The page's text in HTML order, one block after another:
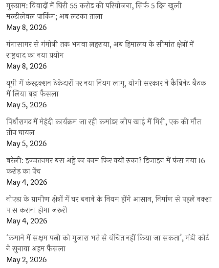
गुरुग्राम: विवादों में घिरी 55 करोड़ की परियोजना, सिर्फ 5 दिन खुली
मल्टीलेवल पार्किंग; अब लटका ताला
May 8, 2026
गंगासागर से गंगोत्री तक भगवा लहराया, अब हिमालय के सीमांत क्षेत्रों में
राष्ट्रवाद का नया प्रयोग
May 8, 2026
यूपी में कंस्ट्रक्शन ठेकेदारों पर नया नियम लागू, योगी सरकार ने कैबिनेट बैठक
में लिया बड़ा फैसला
May 5, 2026
पिथौरागढ़ में मेहंदी कार्यक्रम जा रही कमांडर जीप खाई में गिरी, एक की मौत
तीन घायल
May 5, 2026
बरेली: इज्जतनगर बस अड्डे का काम फिर क्यों रुका? डिजाइन में फंस गया 16
करोड़ का पेंच
May 4, 2026
नोएडा के ग्रामीण क्षेत्रों में घर बनाने के नियम होंगे आसान, निर्माण से पहले नक्शा
पास कराना होगा जरूरी
May 4, 2026
‘कमाने में सक्षम पत्नी को गुजारा भत्ते से वंचित नहीं किया जा सकता’, मंडी कोर्ट
ने सुनाया अहम फैसला
May 2, 2026